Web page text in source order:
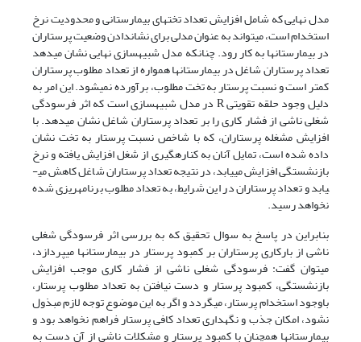
مدل نهایی که شامل افزایش تعداد تخت­های بیمارستانی و محدودیت نرخ
استخدام است، می­تواند به عنوان مدلی برای نشان­دادن وضعیت پرستاران
در بیمارستان­ها به کار رود. چنان­که مدل شبیه­سازی نهایی نشان می­دهد
تعداد پرستاران شاغل در بیمارستان­ها همواره از تعداد مطلوب پرستاران
کمتر است و نسبت پرستار به تخت مطلوب، برآورده نمی­شود. این امر به
دلیل وجود حلقه تقویتی R در مدل شبیه­سازی است که اثر فرسودگی
شغلی ناشی از فشار کاری را بر تعداد پرستاران شاغل نشان می­دهد. با
افزایش مشغله پرستاران، که با شاخص نسبت پرستار به تخت نشان
داده شده است، تمایل آنان به کناره­گیری از شغل افزایش یافته و نرخ
بازنشستگی افزایش می­یابد، در نتیجه تعداد پرستاران شاغل کاهش می­
یابد و تعداد پرستاران در این شرایط، به تعداد مطلوب برنامه­ریزی شده
نخواهد رسید.
بنابراین در پاسخ به سوال تحقیق که به بررسی اثر فرسودگی شغلی
ناشی از بارکاری پرستاران بر کمبود پرستار در بیمارستان­ها می­پردازد،
می­توان گفت: فرسودگی شغلی ناشی از فشار کاری موجب افزایش
بازنشستگی، کمبود پرستار و دست نیافتن به تعداد مطلوب پرستار،
باوجود استخدام پرستار، می­گردد و اگر به این موضوع توجه لازم مبذول
نشود، امکان جذب و نگهداری تعداد کافی پرستار فراهم نخواهد بود و
بیمارستان­ها همچنان با کمبود پرستار و مشکلات ناشی از آن دست به